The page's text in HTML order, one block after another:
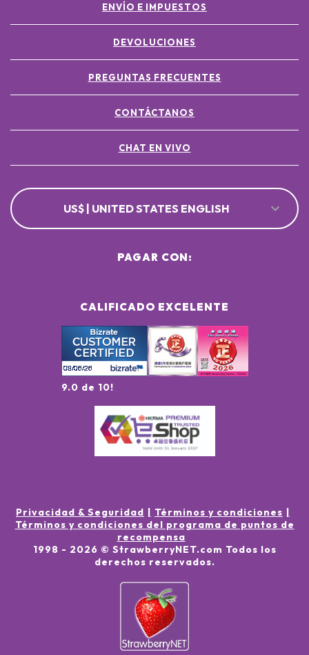
ENVÍO E IMPUESTOS
DEVOLUCIONES
PREGUNTAS FRECUENTES
CONTÁCTANOS
CHAT EN VIVO
US$ | UNITED STATES ENGLISH
CALIFICADO EXCELENTE
9.0 de 10!
PAGAR CON:
Privacidad & Seguridad
Términos y condiciones
Términos y condiciones del programa de puntos de
recompensa
1998 - 2026 © StrawberryNET.com Todos los
derechos reservados.